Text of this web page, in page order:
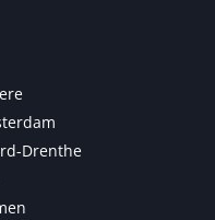
Drenthe